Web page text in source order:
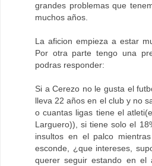
grandes problemas que
muchos años.
La aficion empieza a estar
Por otra parte tengo una
podras responder:
Si a Cerezo no le gusta el
lleva 22 años en el club y no
o cuantas ligas tiene el
Larguero)), si tiene solo el
insultos en el palco
esconde, ¿que intereses,
querer seguir estando en el